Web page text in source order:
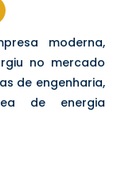
moderna,
no mercado
de engenharia,
de energia